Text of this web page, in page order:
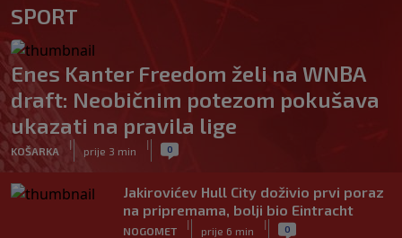
SPORT
Enes Kanter Freedom želi na WNBA
draft: Neobičnim potezom pokušava
ukazati na pravila lige
KOŠARKA
|
prije 3 min
| 0
Jakirovićev Hull City doživio prvi poraz
na pripremama, bolji bio Eintracht
NOGOMET
|
prije 6 min
| 0